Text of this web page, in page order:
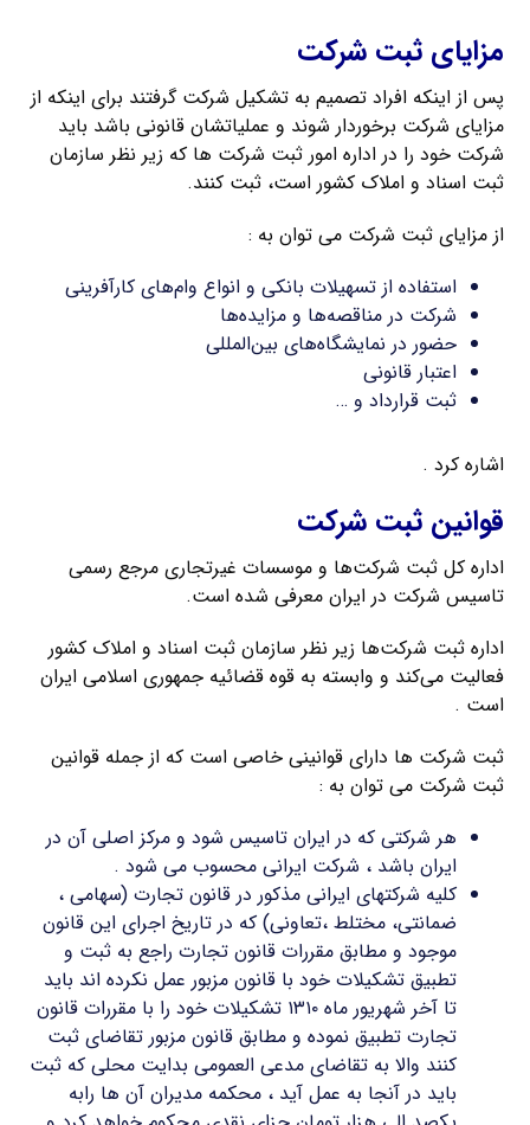
مزایای ثبت شرکت
پس از اینکه افراد تصمیم به تشکیل شرکت گرفتند برای اینکه از
مزایای شرکت برخوردار شوند و عملیاتشان قانونی باشد باید
شرکت خود را در اداره امور ثبت شرکت‌ ها که زیر نظر سازمان
ثبت اسناد و املاک کشور است، ثبت کنند.
از مزایای ثبت شرکت می توان به :
استفاده از تسهیلات بانکی و انواع وام‌های کارآفرینی
شرکت در مناقصه‌ها و مزایده‌ها
حضور در نمایشگاه‌های بین‌المللی
اعتبار قانونی
ثبت قرارداد و …
اشاره کرد .
قوانین ثبت شرکت
اداره کل ثبت شرکت‌ها و موسسات غیرتجاری مرجع رسمی
تاسیس شرکت در ایران معرفی شده است.
اداره ثبت شرکت‌ها زیر نظر سازمان ثبت اسناد و املاک کشور
فعالیت می‌کند و وابسته به قوه قضائیه جمهوری اسلامی ایران
است .
ثبت شرکت ها دارای قوانینی خاصی است که از جمله قوانین
ثبت شرکت می توان به :
هر شرکتی که در ایران تاسیس شود و مرکز اصلی آن در
ایران باشد ، شرکت ایرانی محسوب می شود .
کلیه شرکتهای ایرانی مذکور در قانون تجارت (سهامی ،
ضمانتی، مختلط ،تعاونی) که در تاریخ اجرای این قانون
موجود و مطابق مقررات قانون تجارت راجع به ثبت و
تطبیق تشکیلات خود با قانون مزبور عمل نکرده اند باید
تا آخر شهریور ماه ۱۳۱۰ تشکیلات خود را با مقررات قانون
تجارت تطبیق نموده و مطابق قانون مزبور تقاضای ثبت
کنند والا به تقاضای مدعی العمومی بدایت محلی که ثبت
باید در آنجا به عمل آید ، محکمه مدیران آن ها رابه